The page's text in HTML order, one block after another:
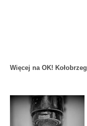
Więcej na OK! Kołobrzeg